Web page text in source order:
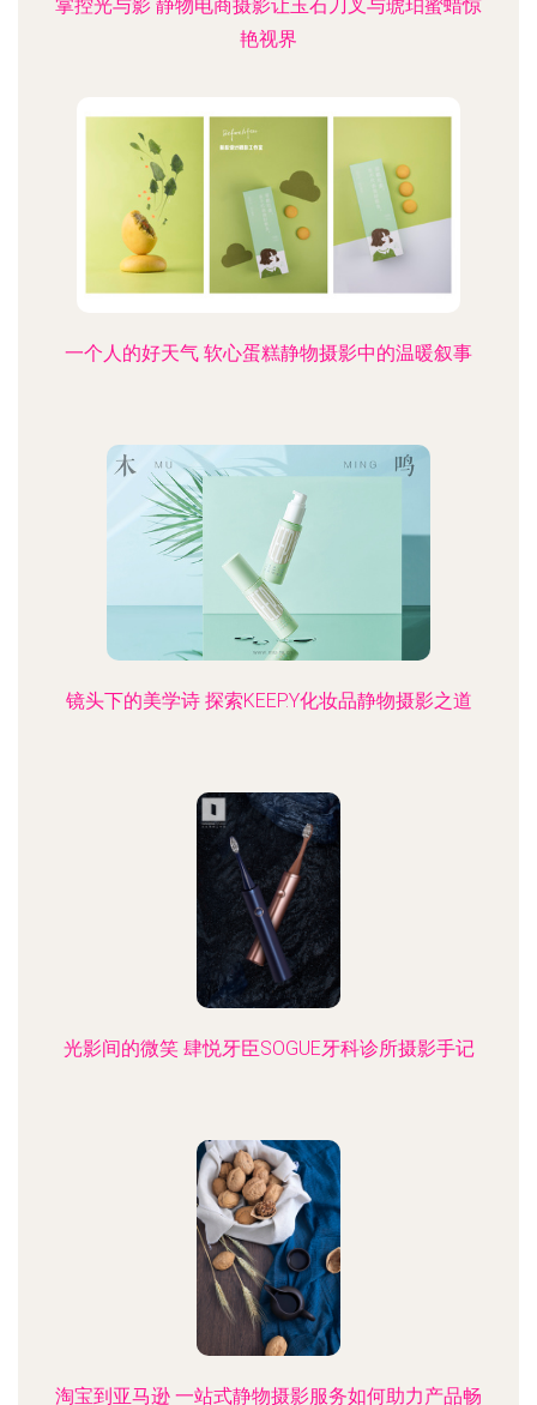
掌控光与影 静物电商摄影让玉石刀叉与琥珀蜜蜡惊
艳视界
一个人的好天气 软心蛋糕静物摄影中的温暖叙事
镜头下的美学诗 探索KEEP.Y化妆品静物摄影之道
光影间的微笑 肆悦牙臣SOGUE牙科诊所摄影手记
淘宝到亚马逊 一站式静物摄影服务如何助力产品畅